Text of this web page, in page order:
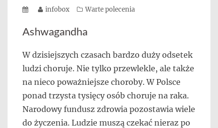
blogu
przedstawiamy
przedsiębiorców,
którzy
rozwijając
innych
przedsiębiorczości
PostedAuthor
infobox Categories
Warte polecenia
Ashwagandha
W dzisiejszych czasach bardzo duży odsetek
ludzi choruje. Nie tylko przewlekle, ale także
na nieco poważniejsze choroby. W Polsce
ponad trzysta tysięcy osób choruje na raka.
Narodowy fundusz zdrowia pozostawia wiele
do życzenia. Ludzie muszą czekać nieraz po